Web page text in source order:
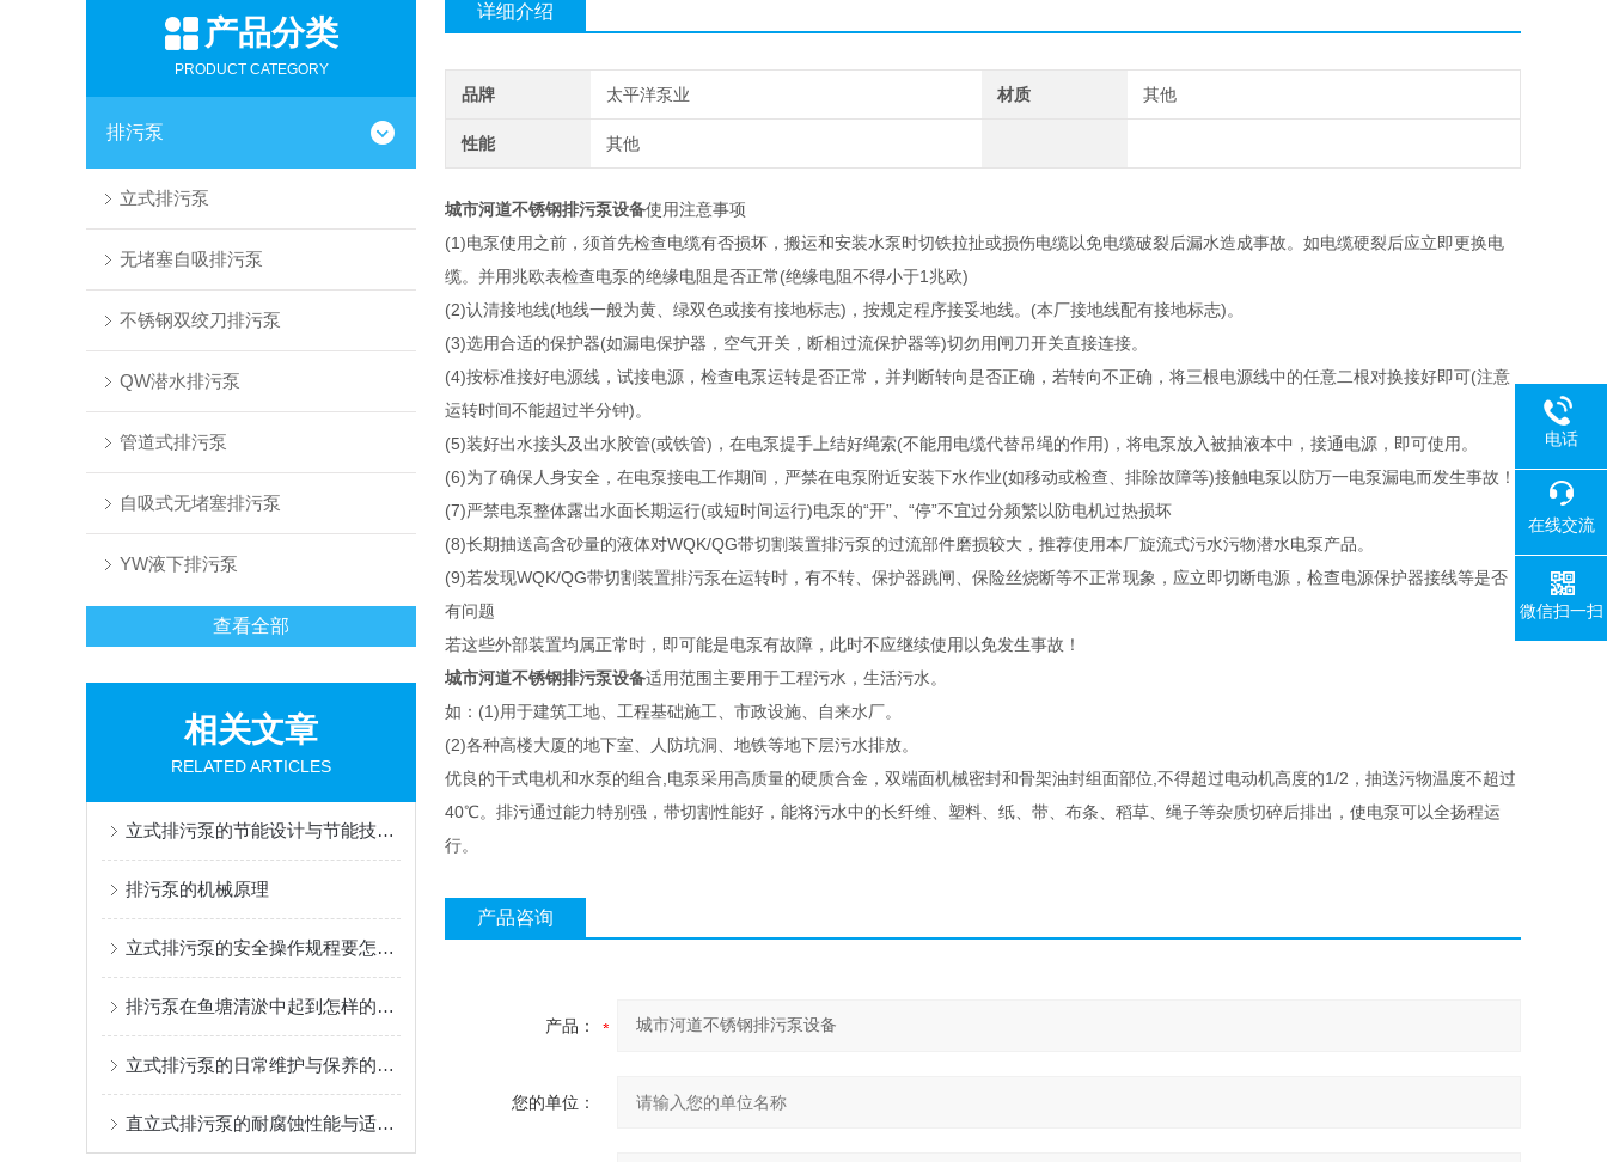
产品分类
PRODUCT CATEGORY
排污泵
立式排污泵
无堵塞自吸排污泵
不锈钢双绞刀排污泵
QW潜水排污泵
管道式排污泵
自吸式无堵塞排污泵
YW液下排污泵
查看全部
相关文章
RELATED ARTICLES
立式排污泵的节能设计与节能技术分析
排污泵的机械原理
立式排污泵的安全操作规程要怎么做
排污泵在鱼塘清淤中起到怎样的一个作用
立式排污泵的日常维护与保养的方法有哪些？
直立式排污泵的耐腐蚀性能与适用环境说明
详细介绍
品牌 太平洋泵业 材质 其他
性能 其他
城市河道不锈钢排污泵设备使用注意事项
(1)电泵使用之前，须首先检查电缆有否损坏，搬运和安装水泵时切铁拉扯或损伤电缆以免电缆破裂后漏水造成事故。如电缆硬裂后应立即更换电
缆。并用兆欧表检查电泵的绝缘电阻是否正常(绝缘电阻不得小于1兆欧)
(2)认清接地线(地线一般为黄、绿双色或接有接地标志)，按规定程序接妥地线。(本厂接地线配有接地标志)。
(3)选用合适的保护器(如漏电保护器，空气开关，断相过流保护器等)切勿用闸刀开关直接连接。
(4)按标准接好电源线，试接电源，检查电泵运转是否正常，并判断转向是否正确，若转向不正确，将三根电源线中的任意二根对换接好即可(注意
运转时间不能超过半分钟)。
(5)装好出水接头及出水胶管(或铁管)，在电泵提手上结好绳索(不能用电缆代替吊绳的作用)，将电泵放入被抽液本中，接通电源，即可使用。
(6)为了确保人身安全，在电泵接电工作期间，严禁在电泵附近安装下水作业(如移动或检查、排除故障等)接触电泵以防万一电泵漏电而发生事故！
(7)严禁电泵整体露出水面长期运行(或短时间运行)电泵的“开”、“停”不宜过分频繁以防电机过热损坏
(8)长期抽送高含砂量的液体对WQK/QG带切割装置排污泵的过流部件磨损较大，推荐使用本厂旋流式污水污物潜水电泵产品。
(9)若发现WQK/QG带切割装置排污泵在运转时，有不转、保护器跳闸、保险丝烧断等不正常现象，应立即切断电源，检查电源保护器接线等是否
有问题
若这些外部装置均属正常时，即可能是电泵有故障，此时不应继续使用以免发生事故！
城市河道不锈钢排污泵设备适用范围主要用于工程污水，生活污水。
如：(1)用于建筑工地、工程基础施工、市政设施、自来水厂。
(2)各种高楼大厦的地下室、人防坑洞、地铁等地下层污水排放。
优良的干式电机和水泵的组合,电泵采用高质量的硬质合金，双端面机械密封和骨架油封组面部位,不得超过电动机高度的1/2，抽送污物温度不超过
40℃。排污通过能力特别强，带切割性能好，能将污水中的长纤维、塑料、纸、带、布条、稻草、绳子等杂质切碎后排出，使电泵可以全扬程运
行。
产品咨询
产品：
您的单位：
电话
在线交流
微信扫一扫